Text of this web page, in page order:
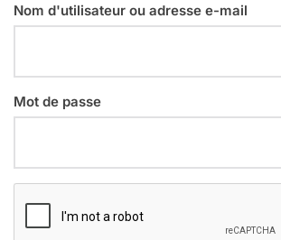
Nom d'utilisateur ou adresse e-mail
Mot de passe